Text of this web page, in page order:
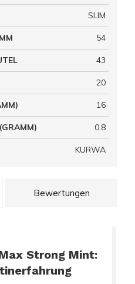
Bewertungen
Strong Mint:
SLIM
54
43
20
16
0.8
KURWA